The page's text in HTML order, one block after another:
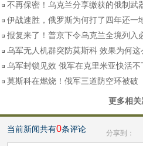
不再保密！乌克兰分享缴获的俄制武
伊战速胜，俄罗斯为何打了四年还一
报复来了！普京下令乌克兰全境列入
乌军无人机群突防莫斯科 效果为何这
乌军封锁见效 俄军在克里米亚快活不
莫斯科在燃烧！俄军三道防空环被破
更多相
当前新闻共有0条评论 分享到：